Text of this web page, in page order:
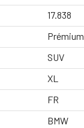
17.838
Prémium
SUV
XL
FR
BMW